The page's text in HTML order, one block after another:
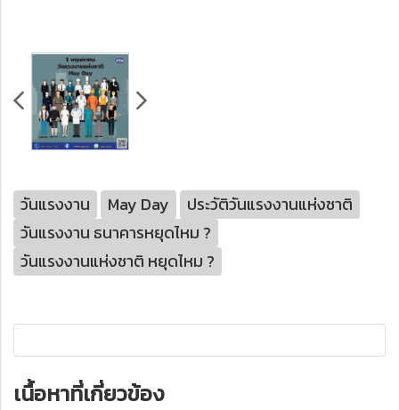
วันแรงงาน May Day
ประวัติวันแรงงานแห่งชาติ
วันแรงงาน ธนาคารหยุดไหม ?
วันแรงงานแห่งชาติ หยุดไหม ?
เนื้อหาที่เกี่ยวข้อง